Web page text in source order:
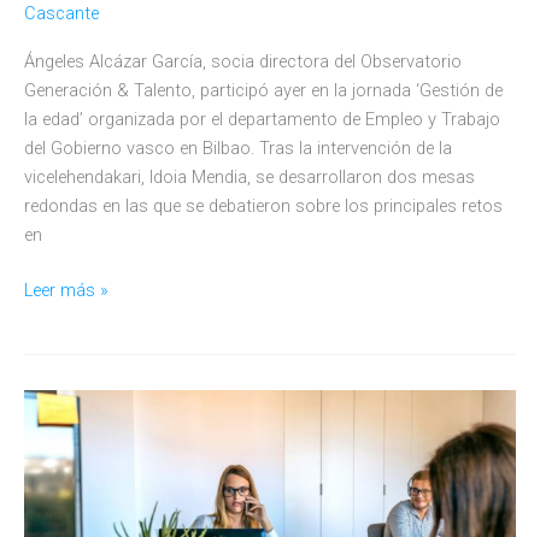
Cascante
Ángeles Alcázar García, socia directora del Observatorio
Generación & Talento, participó ayer en la jornada ‘Gestión de
la edad’ organizada por el departamento de Empleo y Trabajo
del Gobierno vasco en Bilbao. Tras la intervención de la
vicelehendakari, Idoia Mendia, se desarrollaron dos mesas
redondas en las que se debatieron sobre los principales retos
en
El
la
jornada
«Gestión
de
la
Leer más »